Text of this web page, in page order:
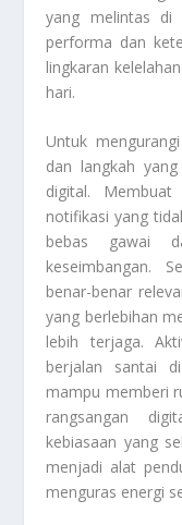
yang melintas di
performa dan
lingkaran
hari.
Untuk
dan langkah
digital.
notifikasi yang
bebas gawai
keseimbangan.
benar-benar
yang berlebihan
lebih terjaga.
berjalan santai
mampu memberi
rangsangan
kebiasaan yang
menjadi alat
menguras energi